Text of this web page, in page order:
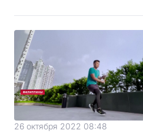
26 октября 2022 08:48